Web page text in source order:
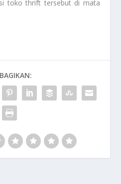
toko thrift tersebut di mata